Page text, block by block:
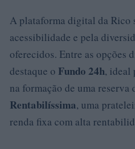
A plataforma digital da Rico
acessibilidade e pela
oferecidos. Entre as opções
destaque o Fundo 24h, ideal
na formação de uma reserva
Rentabilíssima, uma
renda fixa com alta